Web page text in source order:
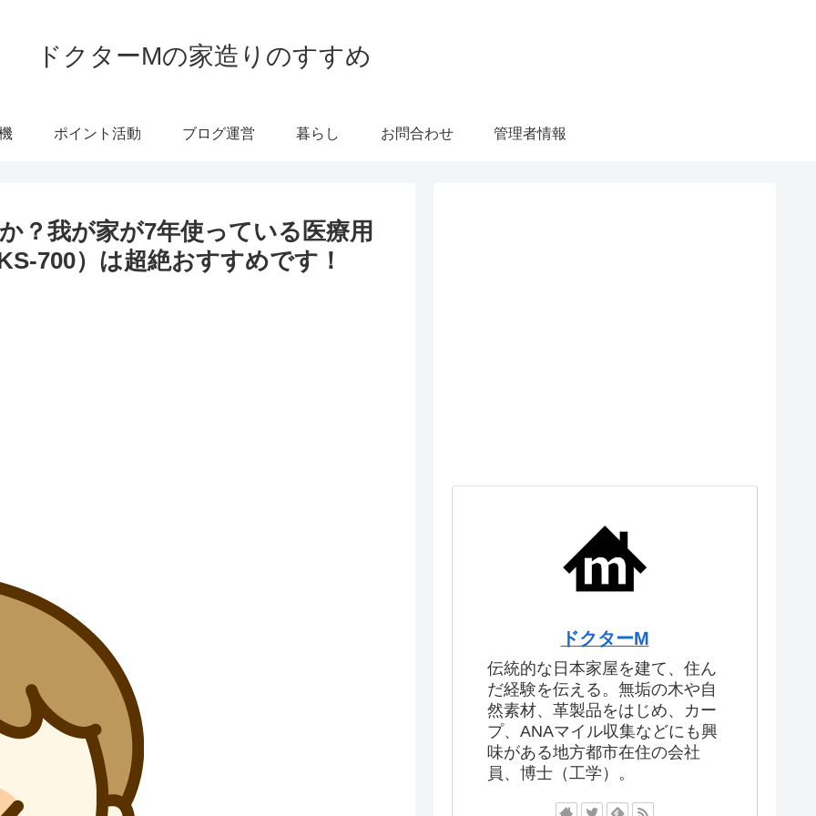
ドクターMの家造りのすすめ
ポイント活動 ブログ運営 暮らし お問合わせ 管理者情報
？我が家が7年使っている医療用
700）は超絶おすすめです！
ドクターM
伝統的な日本家屋を建て、住ん
だ経験を伝える。無垢の木や自
然素材、革製品をはじめ、カー
プ、ANAマイル収集などにも興
味がある地方都市在住の会社
員、博士（工学）。